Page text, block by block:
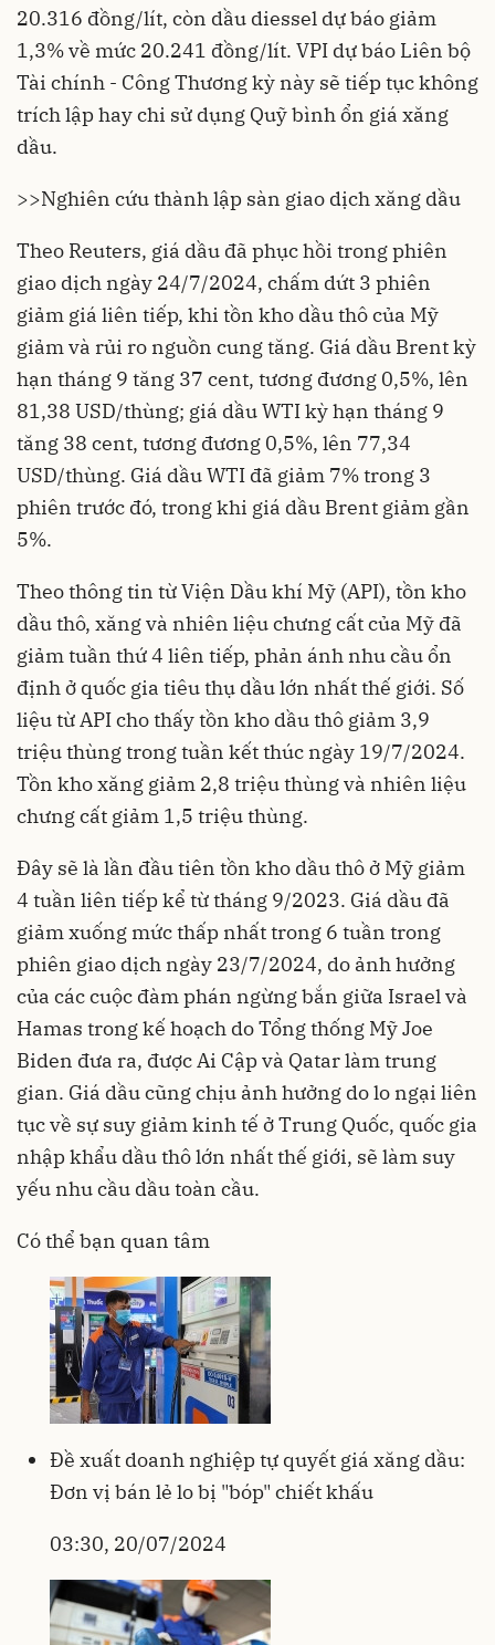
20.316 đồng/lít, còn dầu diessel dự báo giảm
1,3% về mức 20.241 đồng/lít. VPI dự báo Liên bộ
Tài chính - Công Thương kỳ này sẽ tiếp tục không
trích lập hay chi sử dụng Quỹ bình ổn giá xăng
dầu.
>>Nghiên cứu thành lập sàn giao dịch xăng dầu
Theo Reuters, giá dầu đã phục hồi trong phiên
giao dịch ngày 24/7/2024, chấm dứt 3 phiên
giảm giá liên tiếp, khi tồn kho dầu thô của Mỹ
giảm và rủi ro nguồn cung tăng. Giá dầu Brent kỳ
hạn tháng 9 tăng 37 cent, tương đương 0,5%, lên
81,38 USD/thùng; giá dầu WTI kỳ hạn tháng 9
tăng 38 cent, tương đương 0,5%, lên 77,34
USD/thùng. Giá dầu WTI đã giảm 7% trong 3
phiên trước đó, trong khi giá dầu Brent giảm gần
5%.
Theo thông tin từ Viện Dầu khí Mỹ (API), tồn kho
dầu thô, xăng và nhiên liệu chưng cất của Mỹ đã
giảm tuần thứ 4 liên tiếp, phản ánh nhu cầu ổn
định ở quốc gia tiêu thụ dầu lớn nhất thế giới. Số
liệu từ API cho thấy tồn kho dầu thô giảm 3,9
triệu thùng trong tuần kết thúc ngày 19/7/2024.
Tồn kho xăng giảm 2,8 triệu thùng và nhiên liệu
chưng cất giảm 1,5 triệu thùng.
Đây sẽ là lần đầu tiên tồn kho dầu thô ở Mỹ giảm
4 tuần liên tiếp kể từ tháng 9/2023. Giá dầu đã
giảm xuống mức thấp nhất trong 6 tuần trong
phiên giao dịch ngày 23/7/2024, do ảnh hưởng
của các cuộc đàm phán ngừng bắn giữa Israel và
Hamas trong kế hoạch do Tổng thống Mỹ Joe
Biden đưa ra, được Ai Cập và Qatar làm trung
gian. Giá dầu cũng chịu ảnh hưởng do lo ngại liên
tục về sự suy giảm kinh tế ở Trung Quốc, quốc gia
nhập khẩu dầu thô lớn nhất thế giới, sẽ làm suy
yếu nhu cầu dầu toàn cầu.
Có thể bạn quan tâm
Đề xuất doanh nghiệp tự quyết giá xăng dầu:
Đơn vị bán lẻ lo bị "bóp" chiết khấu
03:30, 20/07/2024